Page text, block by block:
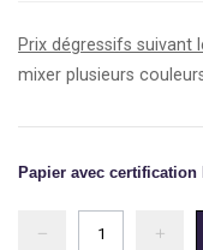
Prix dégressifs suivant
mixer plusieurs
Papier avec certification